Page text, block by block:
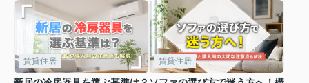
賃貸住居 賃貸住居